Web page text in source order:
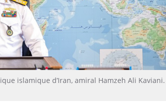
islamique d’Iran, amiral Hamzeh Ali